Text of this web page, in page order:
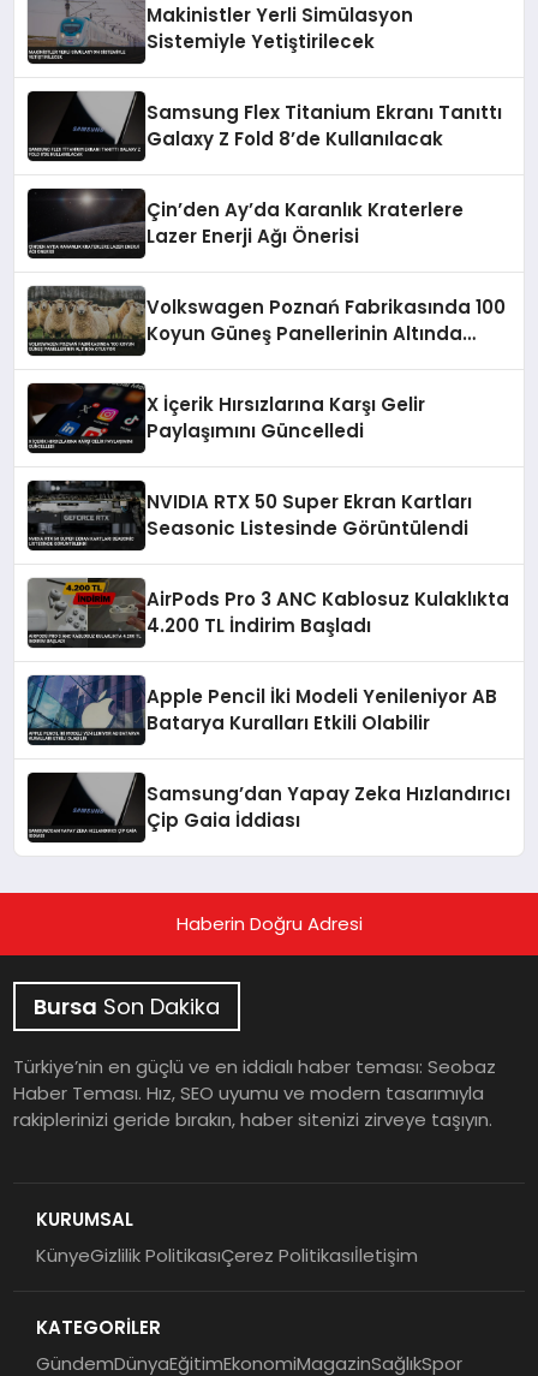
Makinistler Yerli Simülasyon
Sistemiyle Yetiştirilecek
Samsung Flex Titanium Ekranı Tanıttı
Galaxy Z Fold 8’de Kullanılacak
Çin’den Ay’da Karanlık Kraterlere
Lazer Enerji Ağı Önerisi
Volkswagen Poznań Fabrikasında 100
Koyun Güneş Panellerinin Altında
X İçerik Hırsızlarına Karşı Gelir
Paylaşımını Güncelledi
NVIDIA RTX 50 Super Ekran Kartları
Seasonic Listesinde Görüntülendi
AirPods Pro 3 ANC Kablosuz Kulaklıkta
4.200 TL İndirim Başladı
Apple Pencil İki Modeli Yenileniyor AB
Batarya Kuralları Etkili Olabilir
Samsung’dan Yapay Zeka Hızlandırıcı
Çip Gaia İddiası
Haberin Doğru Adresi
Bursa Son Dakika
Türkiye’nin en güçlü ve en iddialı haber teması: Seobaz
Haber Teması. Hız, SEO uyumu ve modern tasarımıyla
rakiplerinizi geride bırakın, haber sitenizi zirveye taşıyın.
KURUMSAL
KünyeGizlilik PolitikasıÇerez Politikasıİletişim
KATEGORİLER
GündemDünyaEğitimEkonomiMagazinSağlıkSpor